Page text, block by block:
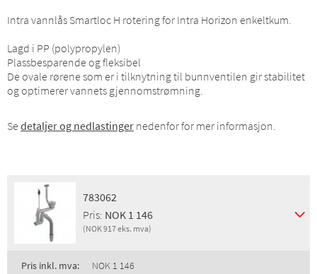
Intra vannlås Smartloc H rotering for Intra Horizon enkeltkum.
Lagd i PP (polypropylen)
Plassbesparende og fleksibel
De ovale rørene som er i tilknytning til bunnventilen gir stabilitet
og optimerer vannets gjennomstrømning.
Se detaljer og nedlastinger nedenfor for mer informasjon.
783062
Pris: NOK 1 146
(NOK 917 eks. mva)
Pris inkl. mva:
NOK 1 146